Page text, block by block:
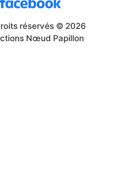
réservés © 2026
Nœud Papillon